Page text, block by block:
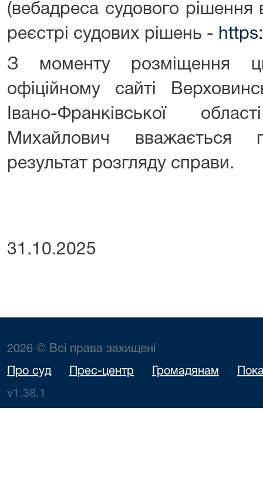
(вебадреса судового
реєстрі судових рішень -
З моменту розміщення
офіційному сайті
Івано-Франківської
Михайлович вважається
результат розгляду справи.
31.10.2025
2026 © Всі права захищені
Про суд Прес-центр Громадянам
v1.38.1